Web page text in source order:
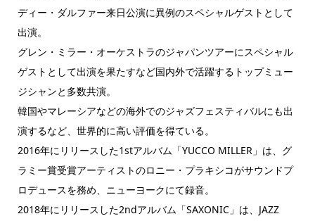
ディー・ダルファー来日公演に異例のスペシャルゲストとして
出演。
グレン・ミラー・オーケストラのジャパンツアーにスペシャル
ゲストとして出演を果たすなど国内外で活躍するトップミュー
ジシャンと多数共演。
韓国やマレーシアなどの海外でのジャズフェスティバルにも出
演するなど、世界的に高い評価を得ている。
2016年にリリースした1stアルバム「YUCCO MILLER」は、グ
ラミー賞受賞アーティストのロニー・プラキシコがサウンドプ
ロデュースを務め、ニューヨークにて録音。
2018年にリリースした2ndアルバム「SAXONIC」は、JAZZ